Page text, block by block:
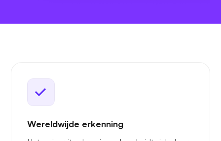
Wereldwijde erkenning